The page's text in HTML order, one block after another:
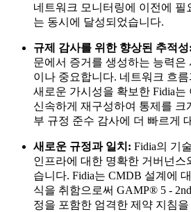
네트워크 모니터링에 이전에 필
는 동시에 달성되었습니다.
규제 감사를 위한 향상된 추적성:
문에서 증거를 생성하는 능력은
이나 중요합니다. 네트워크 흐
새로운 가시성을 확보한 Fidia는
신속하게 재구성하여 통제를 크
부 규정 준수 감사에 더 빠르게
새로운 규정과 일치: Fidia의 기
인프라에 대한 명확한 거버넌스
습니다. Fidia는 CMDB 설계에
식을 취함으로써 GAMP® 5 -
정을 포함한 엄격한 제약 지침